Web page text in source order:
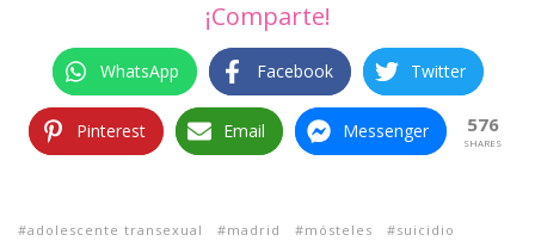
¡Comparte!
WhatsApp Facebook Twitter
Pinterest Email Messenger 576
SHARES
adolescente transexual madrid mósteles
suicidio